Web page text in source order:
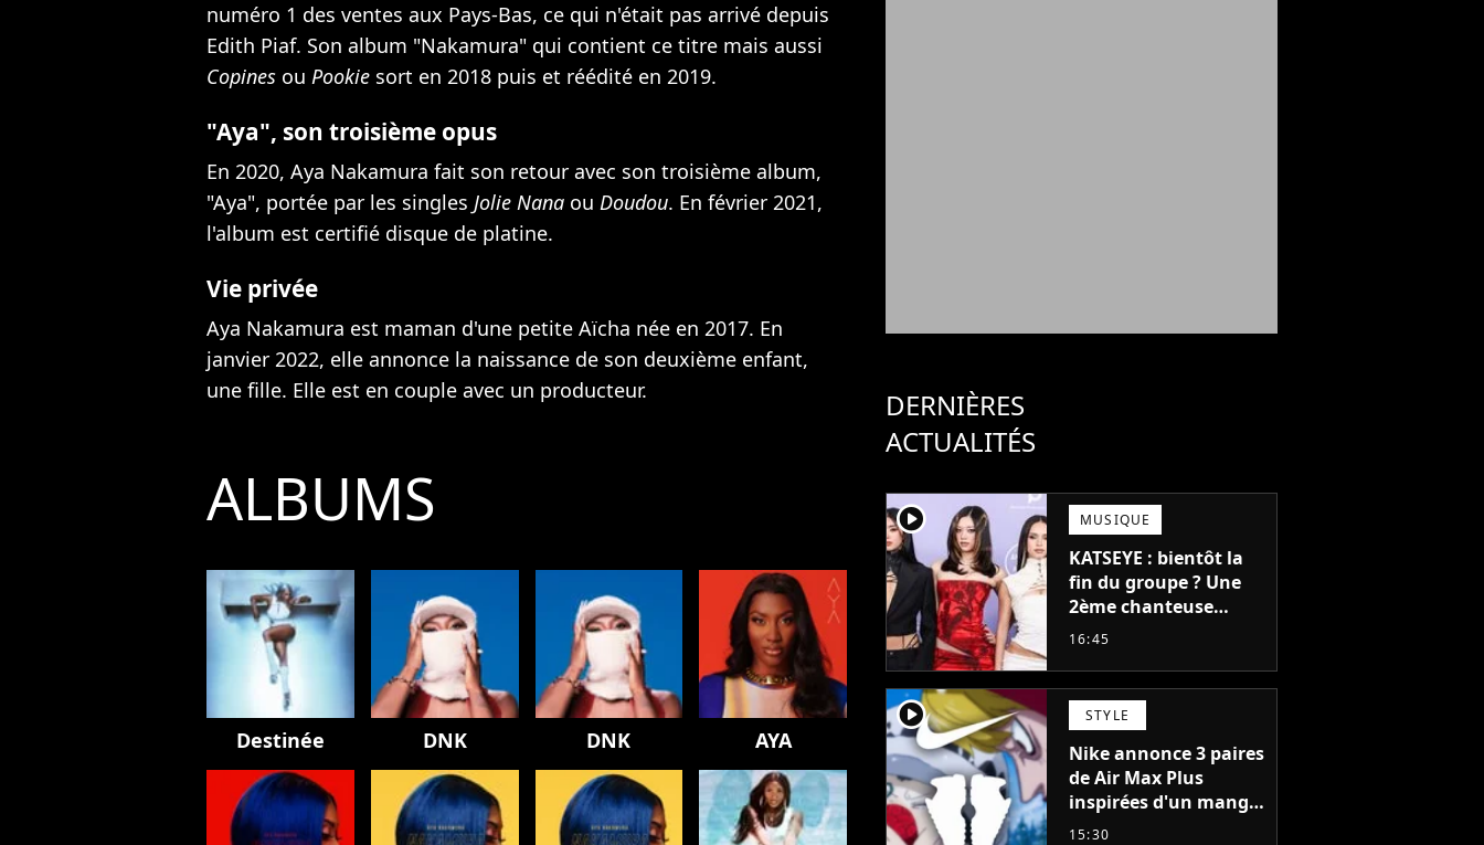
numéro 1 des ventes aux Pays-Bas, ce qui n'était pas arrivé depuis
Edith Piaf. Son album "Nakamura" qui contient ce titre mais aussi
Copines ou Pookie sort en 2018 puis et réédité en 2019.
"Aya", son troisième opus
En 2020, Aya Nakamura fait son retour avec son troisième album,
"Aya", portée par les singles Jolie Nana ou Doudou. En février 2021,
l'album est certifié disque de platine.
Vie privée
Aya Nakamura est maman d'une petite Aïcha née en 2017. En
janvier 2022, elle annonce la naissance de son deuxième enfant,
une fille. Elle est en couple avec un producteur.
ALBUMS
Destinée DNK DNK AYA
DERNIÈRES
ACTUALITÉS
player2 MUSIQUE
KATSEYE : bientôt la
fin du groupe ? Une
2ème chanteuse
s'éloigne en 6 mois,
décision n’a pas été
facile"
16:45
player2 STYLE
Nike annonce 3 paires
de Air Max Plus
inspirées d'un manga
culte de 1190
15:30